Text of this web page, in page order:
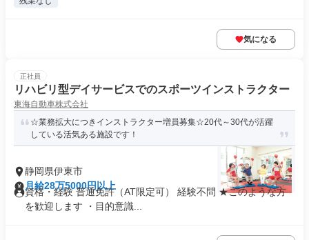
気になる
正社員
リハビリ型デイサービスでのスポーツインストラクター
東海自動車株式会社
☆業務拡大につきインストラクター増員募集☆20代～30代が活躍
している活気ある施設です！
静岡県伊東市
月給28万5000円以上
資格・経験 普通免許（AT限定可） 経験不問 ★このような方
を歓迎します ・目的意識...